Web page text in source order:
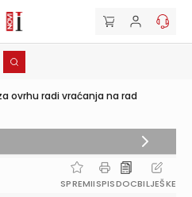
ovrhu radi vraćanja na rad
SPREMIISPISDOCBILJEŠKE